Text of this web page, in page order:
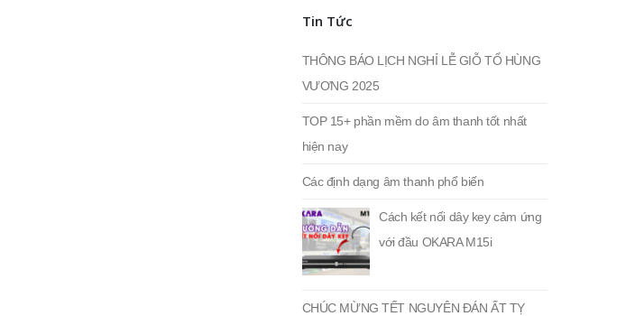
Tin Tức
THÔNG BÁO LỊCH NGHỈ LỄ GIỖ TỔ HÙNG
VƯƠNG 2025
TOP 15+ phần mềm do âm thanh tốt nhất
hiện nay
Các định dạng âm thanh phổ biến
Cách kết nối dây key cảm ứng
với đầu OKARA M15i
CHÚC MỪNG TẾT NGUYÊN ĐÁN ẤT TỴ